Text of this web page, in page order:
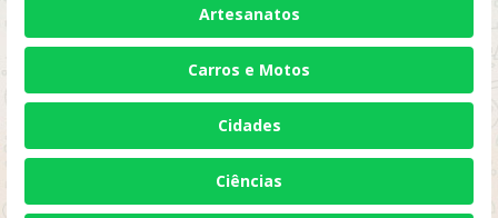
Artesanatos
Carros e Motos
Cidades
Ciências